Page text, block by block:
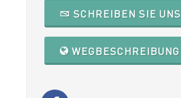
SCHREIBEN SIE UNS
WEGBESCHREIBUNG